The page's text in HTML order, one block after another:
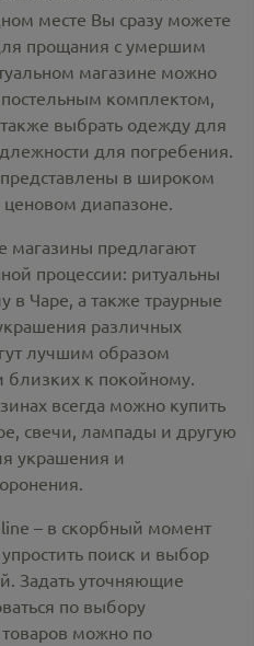
месте Вы сразу можете
прощания с умершим
магазине можно
постельным комплектом,
выбрать одежду для
для погребения.
в широком
ценовом диапазоне.
магазины предлагают
процессии: ритуальны
в Чаре, а также траурные
различных
лучшим образом
близких к покойному.
всегда можно купить
, свечи, лампады и другую
украшения и
– в скорбный момент
поиск и выбор
Задать уточняющие
по выбору
можно по